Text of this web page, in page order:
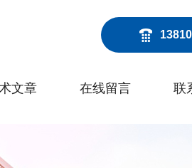
文章 在线留言 联